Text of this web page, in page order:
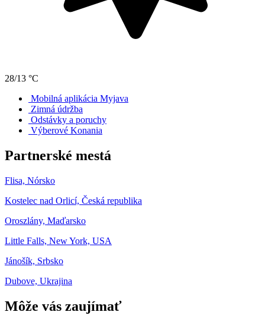
28/13 °C
Mobilná aplikácia Myjava
Zimná údržba
Odstávky a poruchy
Výberové Konania
Partnerské mestá
Flisa, Nórsko
Kostelec nad Orlicí, Česká republika
Oroszlány, Maďarsko
Little Falls, New York, USA
Jánošík, Srbsko
Dubove, Ukrajina
Môže vás zaujímať